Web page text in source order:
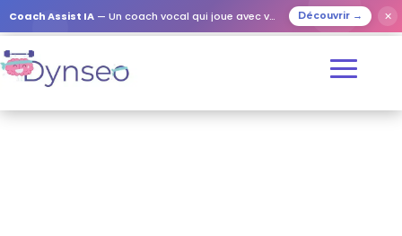
Coach Assist IA — Un coach vocal qui joue avec vos proches Découvrir → ✕